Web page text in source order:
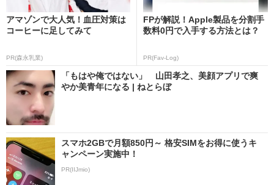
アマゾンで大人気！血圧対策は
コーヒーに足してみて
PR(森永乳業)
FPが解説！Apple製品を分割手
数料0円で入手する方法とは？
PR(Fav-Log)
「もはや俺ではない」 山田孝之、美顔アプリで爽
やか美青年になる | ねとらぼ
スマホ2GBで月額850円～ 格安SIMをお得に使うキ
ャンペーン実施中！
PR(IIJmio)